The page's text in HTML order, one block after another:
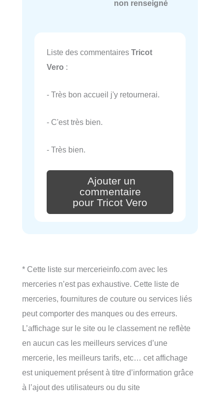
non renseigné
Liste des commentaires Tricot
Vero :
- Très bon accueil j'y retournerai.
- C'est très bien.
- Très bien.
Ajouter un
commentaire
pour Tricot Vero
* Cette liste sur mercerieinfo.com avec les
merceries n’est pas exhaustive. Cette liste de
merceries, fournitures de couture ou services liés
peut comporter des manques ou des erreurs.
L’affichage sur le site ou le classement ne reflète
en aucun cas les meilleurs services d’une
mercerie, les meilleurs tarifs, etc… cet affichage
est uniquement présent à titre d’information grâce
à l’ajout des utilisateurs ou du site